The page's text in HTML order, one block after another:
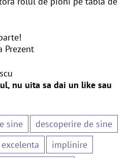
Prezent
nu uita sa dai un like sau
sine
descoperire de sine
excelenta
implinire